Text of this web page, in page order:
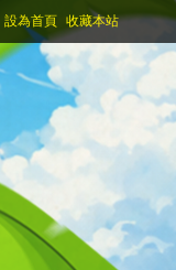
設為首頁 收藏本站